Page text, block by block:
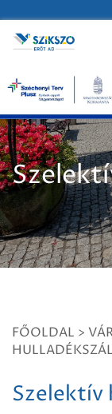
FŐOLDAL >
Szelektív